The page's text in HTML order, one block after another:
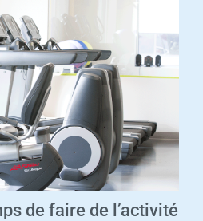
de faire de l’activité